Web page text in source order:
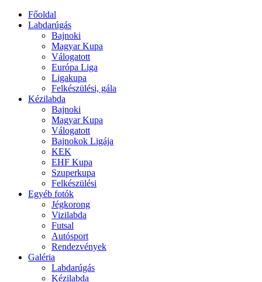
Főoldal
Labdarúgás
Bajnoki
Magyar Kupa
Válogatott
Európa Liga
Ligakupa
Felkészülési, gála
Kézilabda
Bajnoki
Magyar Kupa
Válogatott
Bajnokok Ligája
KEK
EHF Kupa
Szuperkupa
Felkészülési
Egyéb fotók
Jégkorong
Vizilabda
Futsal
Autósport
Rendezvények
Galéria
Labdarúgás
Kézilabda